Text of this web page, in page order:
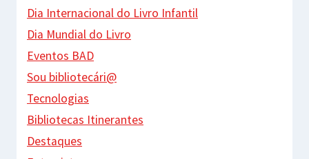
Dia Internacional do Livro Infantil
Dia Mundial do Livro
Eventos BAD
Sou bibliotecári@
Tecnologias
Bibliotecas Itinerantes
Destaques